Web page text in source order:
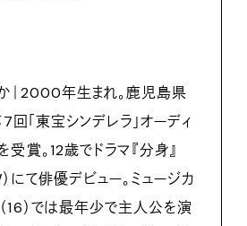
か｜2000年生まれ。鹿児島県
回「東宝シンデレラ」オーディ
受賞。12歳でドラマ『分身』
にて俳優デビュー。ミュージカ
16）では最年少で主人公を演